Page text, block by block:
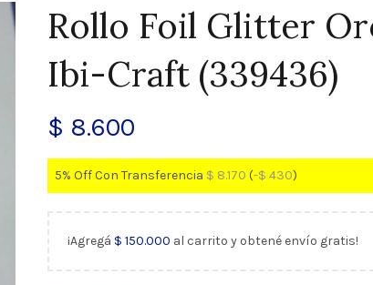
Rollo Foil Glitter
Ibi-Craft (339436)
$ 8.600
5% Off Con Transferencia $ 8.170 (-$ 430)
¡Agregá $ 150.000 al carrito y obtené envío gratis!